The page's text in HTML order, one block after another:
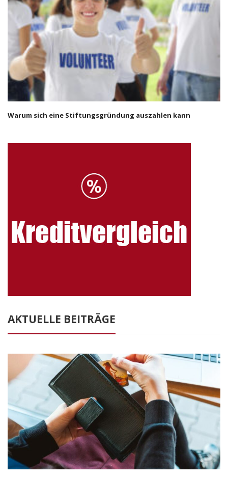
Warum sich eine Stiftungsgründung auszahlen kann
AKTUELLE BEITRÄGE